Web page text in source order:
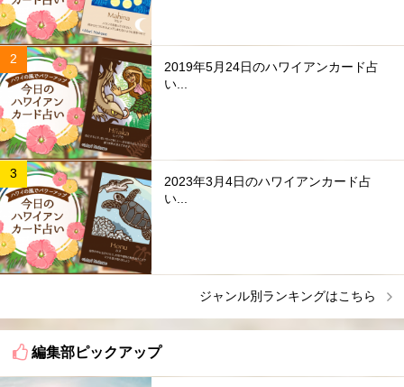
2019年5月24日のハワイアンカード占
い...
2023年3月4日のハワイアンカード占
い...
ジャンル別ランキングはこちら
編集部ピックアップ